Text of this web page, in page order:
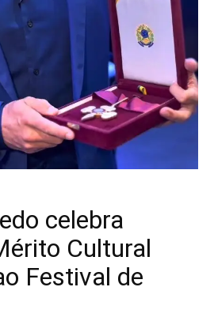
celebra
Cultural
Festival de